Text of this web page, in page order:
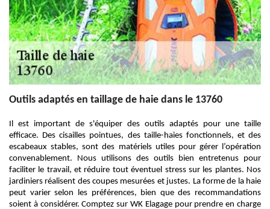
Outils adaptés en taillage de haie dans le 13760
Il est important de s'équiper des outils adaptés pour une taille
efficace. Des cisailles pointues, des taille-haies fonctionnels, et des
escabeaux stables, sont des matériels utiles pour gérer l’opération
convenablement. Nous utilisons des outils bien entretenus pour
faciliter le travail, et réduire tout éventuel stress sur les plantes. Nos
jardiniers réalisent des coupes mesurées et justes. La forme de la haie
peut varier selon les préférences, bien que des recommandations
soient à considérer. Comptez sur WK Elagage pour prendre en charge